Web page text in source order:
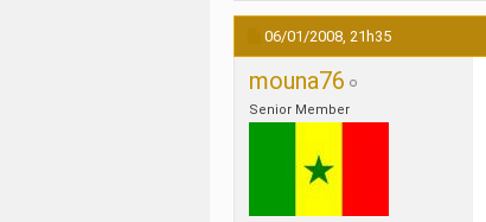
06/01/2008, 21h35
mouna76
Senior Member